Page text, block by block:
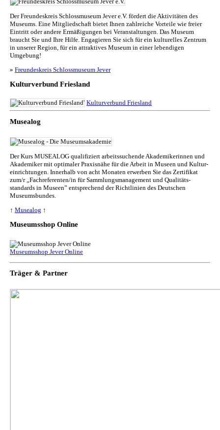
Der Freundeskreis Schlossmuseum Jever e.V. fördert die Aktivitäten des
Museums. Eine Mitgliedschaft bietet Ihnen zahlreiche Vorteile wie freier
Eintritt oder andere Ermäßigungen bei Veranstaltungen. Das Museum
braucht Sie und Ihre Hilfe. Engagieren Sie sich für ein kulturelles Zentrum
in unserer Region, für ein attraktives Museum in einer lebendigen
Umgebung!
» Freundeskreis Schlossmuseum Jever
Kulturverbund Friesland
Kulturverbund Friesland
Musealog
Der Kurs MUSEALOG qualifiziert arbeitssuchende Akademikerinnen und
Akademiker mit optimaler Praxisnähe für die Arbeit in Museen und Kul­tur­
ein­rich­tun­gen. Innerhalb von acht Monaten erwerben Sie das Zertifikat
zum/r „Fachreferenten/in für Sammlungs­management und Qualitäts­
standards in Museen” entsprechend der Richtlinien des Deutschen
Museumsbundes.
↑ Musealog ↑
Museumsshop Online
Museumsshop Jever Online
Träger & Partner